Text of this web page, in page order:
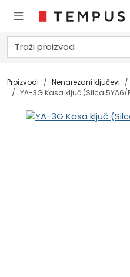
Proizvodi Nenarezani ključevi
YA-3G Kasa ključ (Silca 5YA6/